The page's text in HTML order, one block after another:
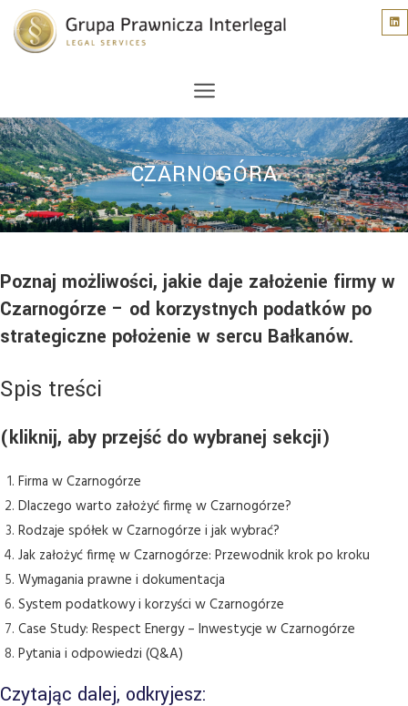
CZARNOGÓRA
Poznaj możliwości, jakie daje założenie firmy w
Czarnogórze – od korzystnych podatków po
strategiczne położenie w sercu Bałkanów.
Spis treści
(kliknij, aby przejść do wybranej sekcji)
Firma w Czarnogórze
Dlaczego warto założyć firmę w Czarnogórze?
Rodzaje spółek w Czarnogórze i jak wybrać?
Jak założyć firmę w Czarnogórze: Przewodnik krok po kroku
Wymagania prawne i dokumentacja
System podatkowy i korzyści w Czarnogórze
Case Study: Respect Energy – Inwestycje w Czarnogórze
Pytania i odpowiedzi (Q&A)
Czytając dalej, odkryjesz: